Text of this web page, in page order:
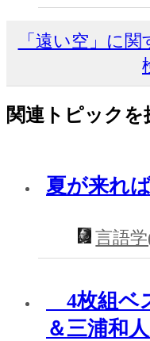
「遠い空」に
関連トピックを
夏が来れ
言語学
4枚組ベ
＆三浦和